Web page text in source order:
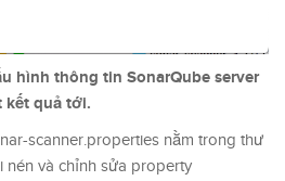
hình thông tin SonarQube server
kết quả tới.
scanner.properties nằm trong thư
nén và chỉnh sửa property